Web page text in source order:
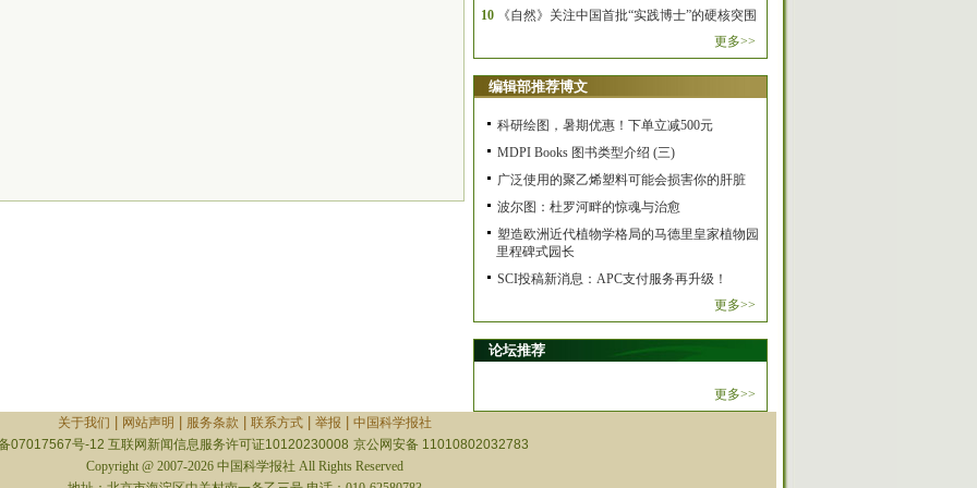
10
《自然》关注中国首批“实践博士”的硬核突围
更多>>
编辑部推荐博文
科研绘图，暑期优惠！下单立减500元
MDPI Books 图书类型介绍 (三)
广泛使用的聚乙烯塑料可能会损害你的肝脏
波尔图：杜罗河畔的惊魂与治愈
塑造欧洲近代植物学格局的马德里皇家植物园
里程碑式园长
SCI投稿新消息：APC支付服务再升级！
更多>>
论坛推荐
更多>>
关于我们
网站声明 服务条款 联系方式| 举报
中国科学报社
07017567号-12 互联网新闻信息服务许可证10120230008 京公网安备 11010802032783
Copyright @ 2007-2026 中国科学报社 All Rights Reserved